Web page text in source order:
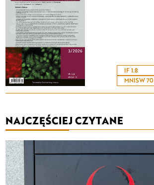
IF 1.8
MNISW 70
NAJCZĘŚCIEJ CZYTANE